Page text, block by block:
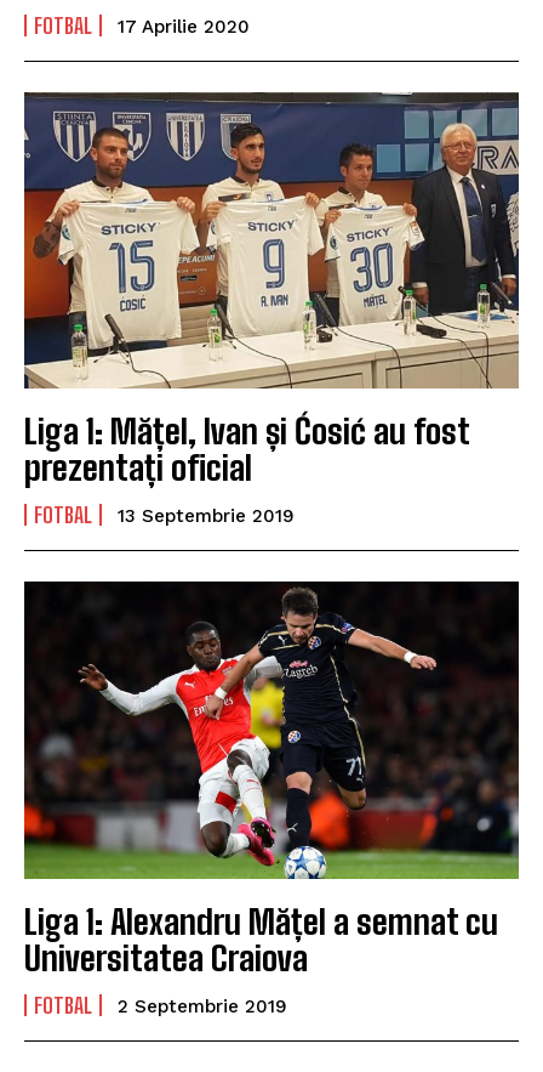
FOTBAL 17 Aprilie 2020
Liga 1: Mățel, Ivan și Ćosić au fost
prezentați oficial
FOTBAL 13 Septembrie 2019
Liga 1: Alexandru Mățel a semnat cu
Universitatea Craiova
FOTBAL 2 Septembrie 2019